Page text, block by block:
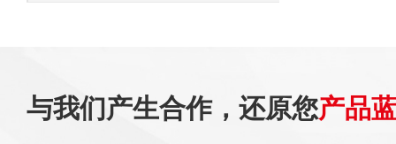
与我们产生合作，还原您产品